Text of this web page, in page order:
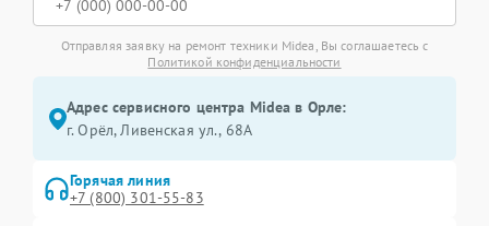
Отправляя заявку на ремонт техники Midea, Вы соглашаетесь с
Политикой конфиденциальности
Адрес сервисного центра Midea в Орле:
г. Орёл, Ливенская ул., 68А
Горячая линия
+7 (800) 301-55-83